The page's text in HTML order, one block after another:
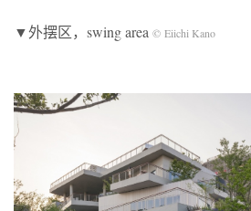
▼外摆区，swing area © Eiichi Kano